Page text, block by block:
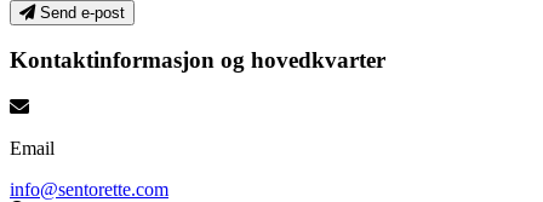
Send e-post
Kontaktinformasjon og hovedkvarter
Email
info@sentorette.com